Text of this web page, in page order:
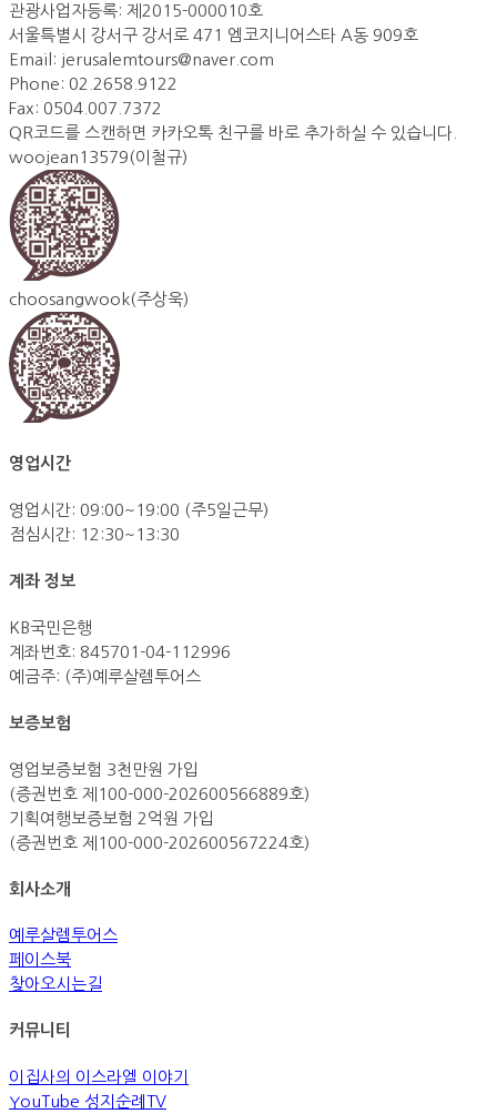
관광사업자등록: 제2015-000010호
서울특별시 강서구 강서로 471 엠코지니어스타 A동 909호
Email: jerusalemtours@naver.com
Phone: 02.2658.9122
Fax: 0504.007.7372
QR코드를 스캔하면 카카오톡 친구를 바로 추가하실 수 있습니다.
woojean13579(이철규)
choosangwook(주상욱)
영업시간
영업시간: 09:00~19:00 (주5일근무)
점심시간: 12:30~13:30
계좌 정보
KB국민은행
계좌번호: 845701-04-112996
예금주: (주)예루살렘투어스
보증보험
영업보증보험 3천만원 가입
(증권번호 제100-000-202600566889호)
기획여행보증보험 2억원 가입
(증권번호 제100-000-202600567224호)
회사소개
예루살렘투어스
페이스북
찾아오시는길
커뮤니티
이집사의 이스라엘 이야기
YouTube 성지순례TV